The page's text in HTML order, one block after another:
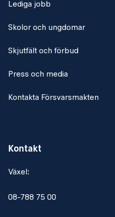
Lediga jobb
Skolor och ungdomar
Skjutfält och förbud
Press och media
Kontakta Försvarsmakten
Kontakt
Växel:
08-788 75 00